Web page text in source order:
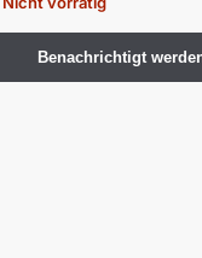
Benachrichtigt